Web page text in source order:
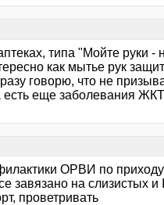
типа "Мойте руки -
как мытье рук
говорю, что не
есть еще заболевания
ОРВИ по
завязано на слизистых
проветривать